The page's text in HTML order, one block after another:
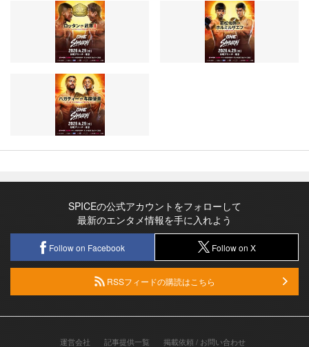
SPICEの公式アカウントをフォローして
最新のエンタメ情報を手に入れよう
Follow on Facebook Follow on X
RSSフィードの購読はこちら
運営会社 記事提供一覧 掲載依頼 / お問い合わせ